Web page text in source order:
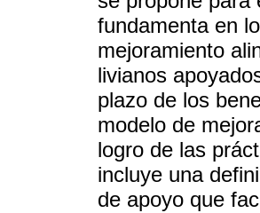
fundamenta en
mejoramiento
livianos
plazo de los
modelo de
logro de las
incluye una
de apoyo que